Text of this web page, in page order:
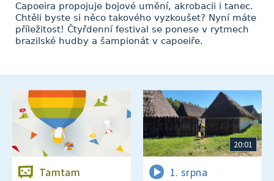
Capoeira propojuje bojové umění, akrobacii i tanec.
Chtěli byste si něco takového vyzkoušet? Nyní máte
příležitost! Čtyřdenní festival se ponese v rytmech
brazilské hudby a šampionát v capoeiře.
Tamtam
20:01
1. srpna